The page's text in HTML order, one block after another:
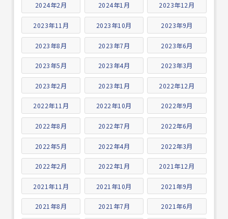
2024年2月 2024年1月 2023年12月
2023年11月 2023年10月 2023年9月
2023年8月 2023年7月 2023年6月
2023年5月 2023年4月 2023年3月
2023年2月 2023年1月 2022年12月
2022年11月 2022年10月 2022年9月
2022年8月 2022年7月 2022年6月
2022年5月 2022年4月 2022年3月
2022年2月 2022年1月 2021年12月
2021年11月 2021年10月 2021年9月
2021年8月 2021年7月 2021年6月